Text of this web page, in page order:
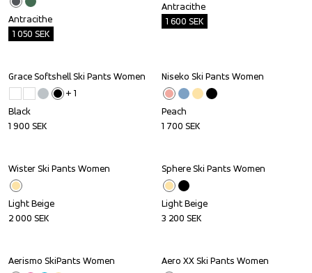
Antracithe
1 050 SEK
Antracithe
1 600 SEK
Grace Softshell Ski Pants Women
+ 1
Black
1 900 SEK
Niseko Ski Pants Women
Peach
1 700 SEK
Wister Ski Pants Women
Light Beige
2 000 SEK
Sphere Ski Pants Women
Light Beige
3 200 SEK
Outlet
Aerismo SkiPants Women Aero XX Ski Pants Women